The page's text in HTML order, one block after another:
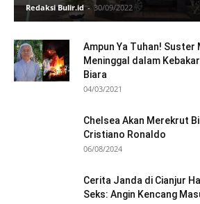
Redaksi Bulir.id - 30/09/2022
Ampun Ya Tuhan! Suster
Meninggal dalam
Biara
04/03/2021
Chelsea Akan Merekrut
Cristiano Ronaldo
06/08/2024
Cerita Janda di Cianjur
Seks: Angin Kencang